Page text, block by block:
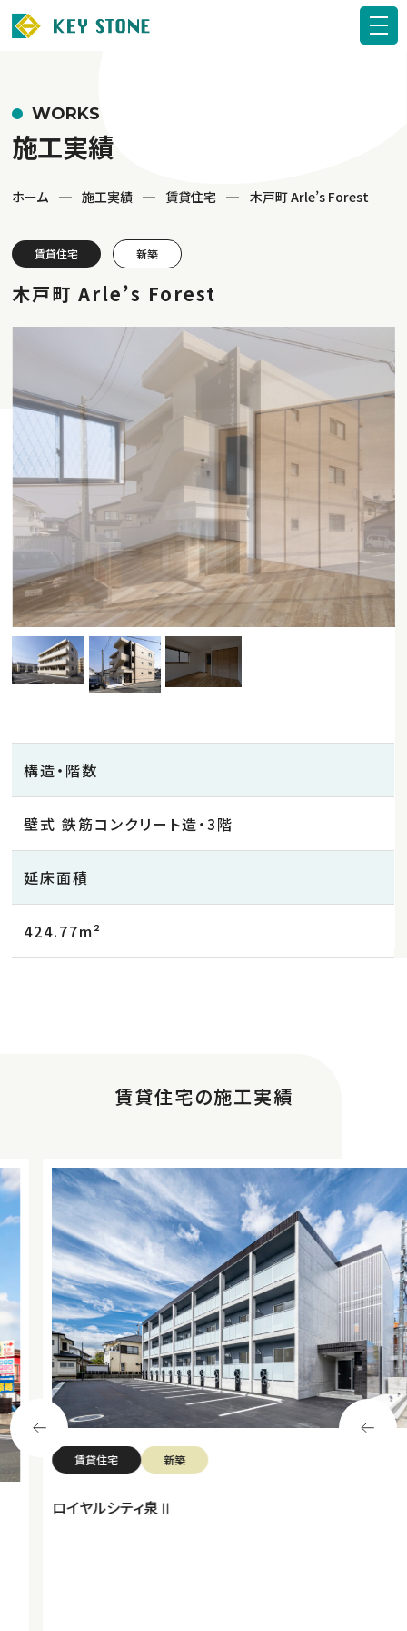
WORKS
施工実績
ホーム 施工実績 賃貸住宅 木戸町 Arle’s Forest
賃貸住宅 新築
木戸町 Arle’s Forest
構造・階数
壁式 鉄筋コンクリート造・3階
延床面積
424.77m²
賃貸住宅の施工実績
賃貸住宅 新築
ロイヤルシティ泉Ⅱ